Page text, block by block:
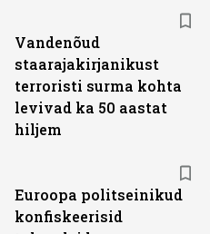
Vandenõud
staarajakirjanikust
terroristi surma kohta
levivad ka 50 aastat
hiljem
Euroopa politseinikud
konfiskeerisid